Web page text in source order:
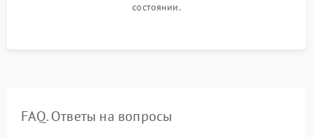
состоянии.
FAQ. Ответы на вопросы